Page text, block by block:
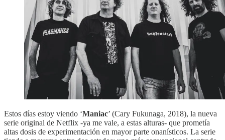
Estos días estoy viendo ‘Maniac’ (Cary Fukunaga, 2018), la nueva
serie original de Netflix -ya me vale, a estas alturas- que prometía
altas dosis de experimentación en mayor parte onanísticos. La serie